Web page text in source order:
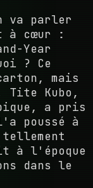
va parler
à cœur :
Year
? Ce
mais
Kubo,
a pris
poussé à
tellement
à l'époque
dans le